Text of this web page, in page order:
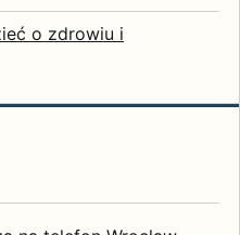
o zdrowiu i